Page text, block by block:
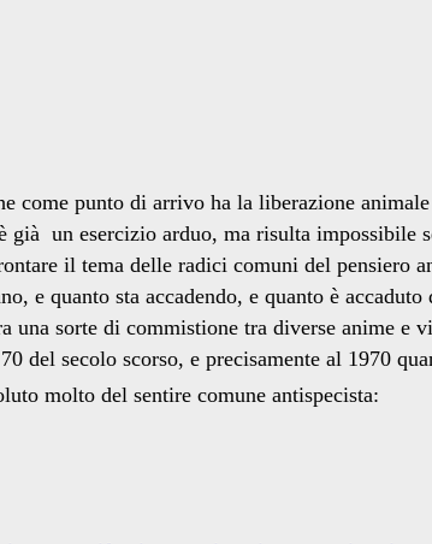
come punto di arrivo ha la liberazione
un esercizio arduo, ma risulta impossibile
il tema delle radici comuni del pensiero
e quanto sta accadendo, e quanto è
una sorte di commistione tra diverse anime e
del secolo scorso, e precisamente al 1970
molto del sentire comune antispecista: